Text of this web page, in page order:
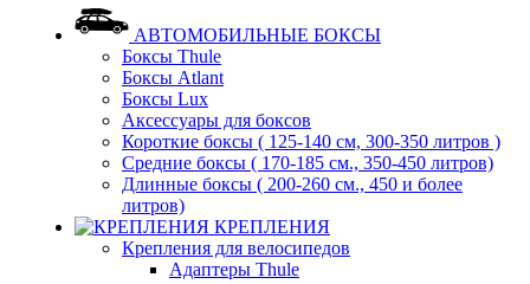
АВТОМОБИЛЬНЫЕ БОКСЫ
Боксы Thule
Боксы Atlant
Боксы Lux
Аксессуары для боксов
Короткие боксы ( 125-140 см, 300-350 литров )
Средние боксы ( 170-185 см., 350-450 литров)
Длинные боксы ( 200-260 см., 450 и более
литров)
КРЕПЛЕНИЯ
Крепления для велосипедов
Адаптеры Thule